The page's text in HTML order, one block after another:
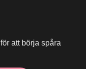
att börja spåra